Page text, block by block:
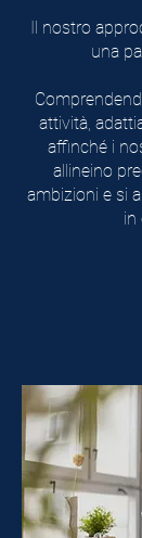
Il nostro
una
attività,
affinché i
allineino
ambizioni e si
in